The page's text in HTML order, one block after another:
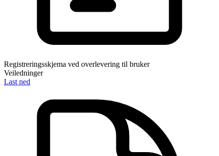
Registreringsskjema ved overlevering til bruker
Veiledninger
Last ned